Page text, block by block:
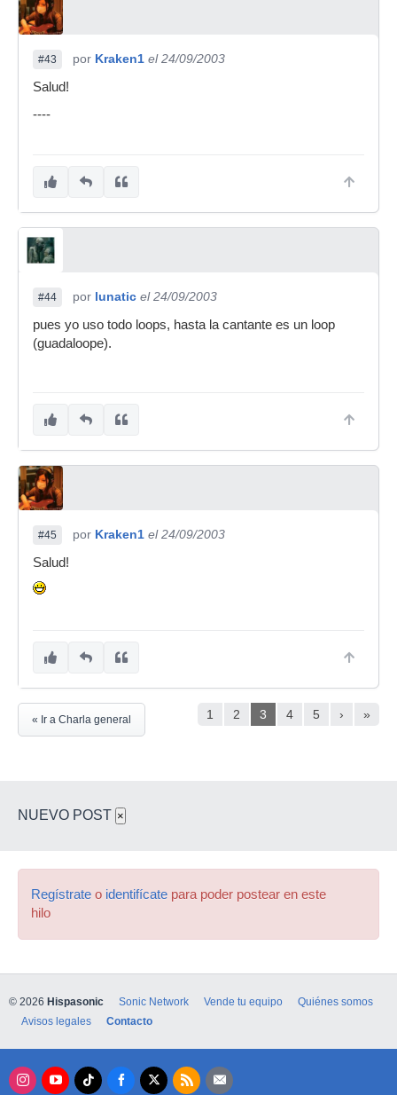
#43 por Kraken1 el 24/09/2003
Salud!
----
#44 por lunatic el 24/09/2003
pues yo uso todo loops, hasta la cantante es un loop
(guadaloope).
#45 por Kraken1 el 24/09/2003
Salud!
1 2 3 4 5 › »
« Ir a Charla general
NUEVO POST ×
Regístrate o identifícate para poder postear en este
hilo
© 2026 Hispasonic Sonic Network Vende tu equipo
Quiénes somos
Avisos legales
Contacto